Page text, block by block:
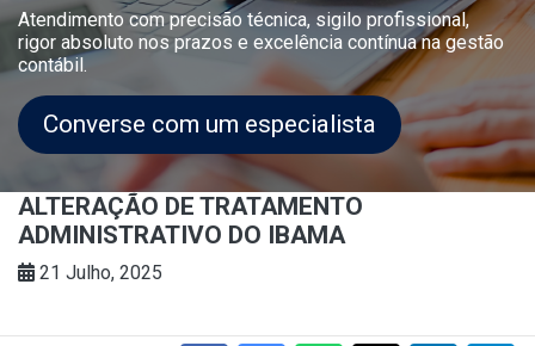
Atendimento com precisão técnica, sigilo profissional,
rigor absoluto nos prazos e excelência contínua na gestão
contábil.
Converse com um especialista
ALTERAÇÃO DE TRATAMENTO
ADMINISTRATIVO DO IBAMA
21 Julho, 2025